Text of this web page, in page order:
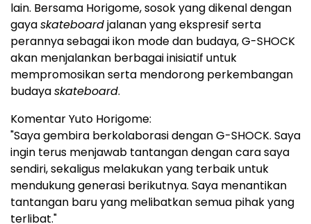
lain. Bersama Horigome, sosok yang dikenal dengan
gayaskateboardjalanan yang ekspresif serta
perannya sebagai ikon mode dan budaya, G-SHOCK
akan menjalankan berbagai inisiatif untuk
mempromosikan serta mendorong perkembangan
budayaskateboard.
Komentar Yuto Horigome:
"Saya gembira berkolaborasi dengan G-SHOCK. Saya
ingin terus menjawab tantangan dengan cara saya
sendiri, sekaligus melakukan yang terbaik untuk
mendukung generasi berikutnya. Saya menantikan
tantangan baru yang melibatkan semua pihak yang
terlibat."